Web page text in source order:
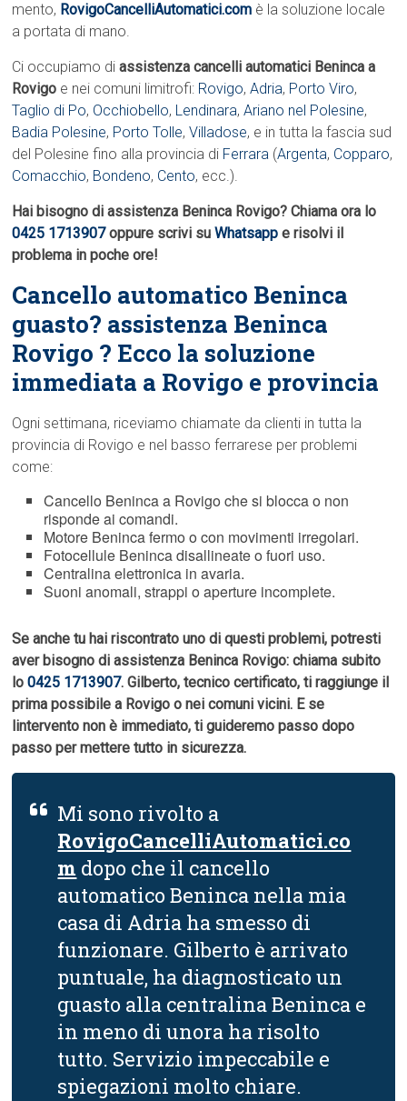
mento, RovigoCancelliAutomatici.com è la soluzione locale
a portata di mano.
Ci occupiamo diassistenza cancelli automatici Beninca a
Rovigo e nei comuni limitrofi: Rovigo,Adria, Porto Viro,
Taglio di Po, Occhiobello, Lendinara,Ariano nel Polesine,
Badia Polesine, Porto Tolle,Villadose, e in tutta la fascia sud
del Polesine fino alla provincia di Ferrara (Argenta, Copparo,
Comacchio, Bondeno, Cento, ecc.).
Hai bisogno di assistenza Beninca Rovigo? Chiama ora lo
0425 1713907oppure scrivi suWhatsapp e risolvi il
problema in poche ore!
Cancello automatico Beninca
guasto? assistenza Beninca
Rovigo ? Ecco la soluzione
immediata a Rovigo e provincia
Ogni settimana, riceviamo chiamate da clienti in tutta la
provincia di Rovigo e nel basso ferrarese per problemi
come:
Cancello Beninca a Rovigo che si blocca o non
risponde ai comandi.
Motore Beninca fermo o con movimenti irregolari.
Fotocellule Beninca disallineate o fuori uso.
Centralina elettronica in avaria.
Suoni anomali, strappi o aperture incomplete.
Se anche tu hai riscontrato uno di questi problemi, potresti
aver bisogno di assistenza Beninca Rovigo: chiama subito
lo0425 1713907. Gilberto, tecnico certificato, ti raggiunge il
prima possibile a Rovigo o nei comuni vicini. E se
lintervento non è immediato, ti guideremo passo dopo
passo per mettere tutto in sicurezza.
Mi sono rivolto a
RovigoCancelliAutomatici.co
m dopo che il cancello
automatico Beninca nella mia
casa di Adria ha smesso di
funzionare. Gilberto è arrivato
puntuale, ha diagnosticato un
guasto alla centralina Beninca e
in meno di unora ha risolto
tutto. Servizio impeccabile e
spiegazioni molto chiare.